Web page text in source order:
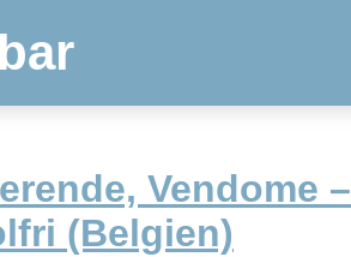
Vendome –
(Belgien)